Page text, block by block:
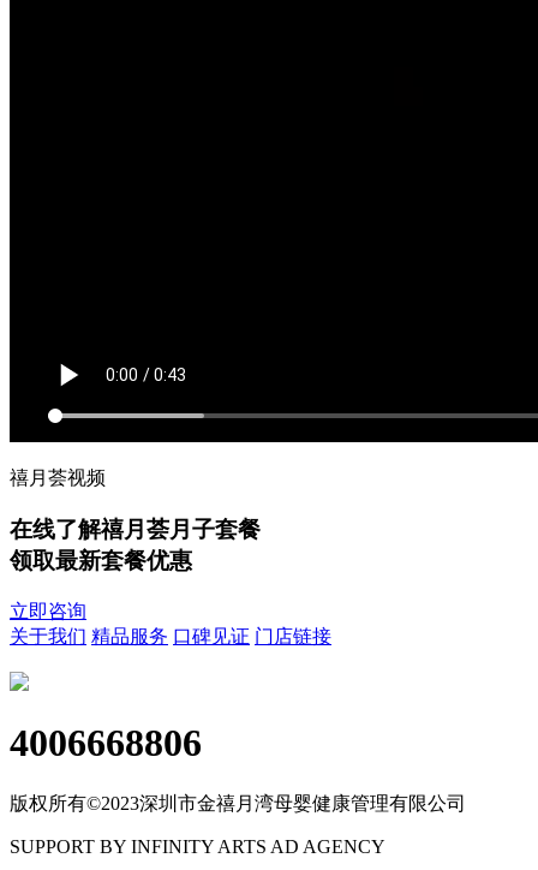
禧月荟视频
在线了解禧月荟月子套餐
领取最新套餐优惠
立即咨询
关于我们 精品服务 口碑见证 门店链接
4006668806
版权所有©2023深圳市金禧月湾母婴健康管理有限公司
SUPPORT BY INFINITY ARTS AD AGENCY